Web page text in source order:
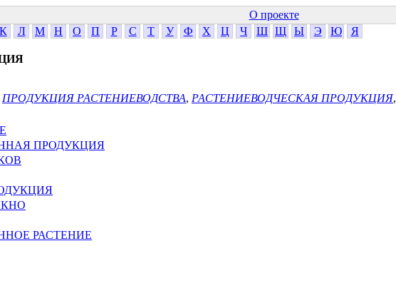
О проекте
К Л М Н О П Р С Т У Ф Х Ц Ч Ш Щ Ы Э Ю Я
ПРОДУКЦИЯ РАСТЕНИЕВОДСТВА, РАСТЕНИЕВОДЧЕСКАЯ ПРОДУКЦИЯ,
ПРОДУКЦИЯ
РАСТЕНИЕ